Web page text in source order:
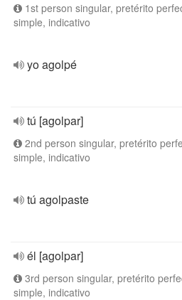
1st person singular, pretérito
simple, indicativo
yo agolpé
tú [agolpar]
2nd person singular, pretérito
simple, indicativo
tú agolpaste
él [agolpar]
3rd person singular, pretérito
simple, indicativo